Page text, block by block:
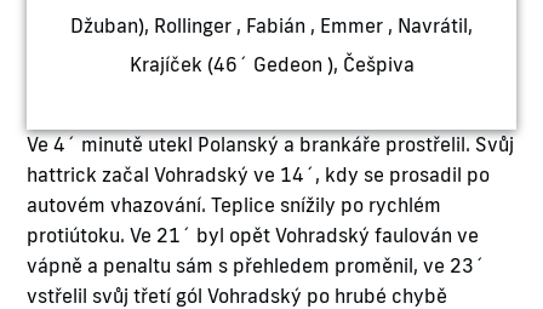
Džuban), Rollinger , Fabián , Emmer , Navrátil,
Krajíček (46´ Gedeon ), Češpiva
Ve 4´ minutě utekl Polanský a brankáře prostřelil. Svůj
hattrick začal Vohradský ve 14´, kdy se prosadil po
autovém vhazování. Teplice snížily po rychlém
protiútoku. Ve 21´ byl opět Vohradský faulován ve
vápně a penaltu sám s přehledem proměnil, ve 23´
vstřelil svůj třetí gól Vohradský po hrubé chybě